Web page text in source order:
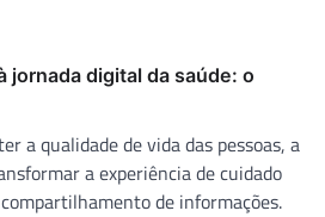
jornada digital da saúde: o
a qualidade de vida das pessoas, a
a experiência de cuidado
de informações.